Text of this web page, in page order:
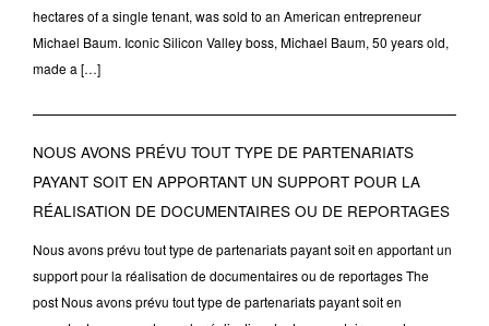
hectares of a single tenant, was sold to an American entrepreneur
Michael Baum. Iconic Silicon Valley boss, Michael Baum, 50 years old,
made a […]
NOUS AVONS PRÉVU TOUT TYPE DE PARTENARIATS
PAYANT SOIT EN APPORTANT UN SUPPORT POUR LA
RÉALISATION DE DOCUMENTAIRES OU DE REPORTAGES
Nous avons prévu tout type de partenariats payant soit en apportant un
support pour la réalisation de documentaires ou de reportages The
post Nous avons prévu tout type de partenariats payant soit en